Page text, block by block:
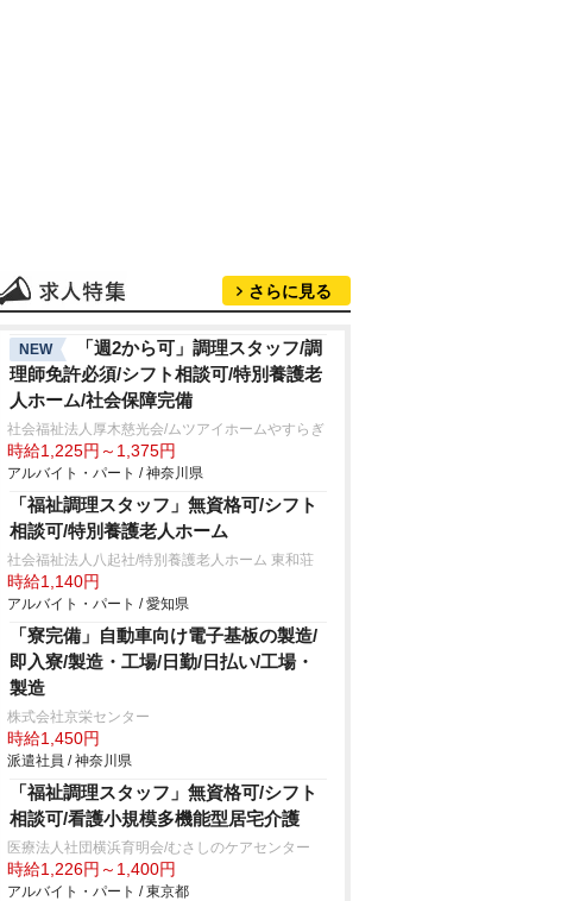
さらに見る
NEW
「週2から可」調理スタッフ/調
理師免許必須/シフト相談可/特別養護老
人ホーム/社会保障完備
社会福祉法人厚木慈光会/ムツアイホームやすらぎ
時給1,225円～1,375円
アルバイト・パート / 神奈川県
「福祉調理スタッフ」無資格可/シフト
相談可/特別養護老人ホーム
社会福祉法人八起社/特別養護老人ホーム 東和荘
時給1,140円
アルバイト・パート / 愛知県
「寮完備」自動車向け電子基板の製造/
即入寮/製造・工場/日勤/日払い/工場・
製造
株式会社京栄センター
時給1,450円
派遣社員 / 神奈川県
「福祉調理スタッフ」無資格可/シフト
相談可/看護小規模多機能型居宅介護
医療法人社団横浜育明会/むさしのケアセンター
時給1,226円～1,400円
アルバイト・パート / 東京都